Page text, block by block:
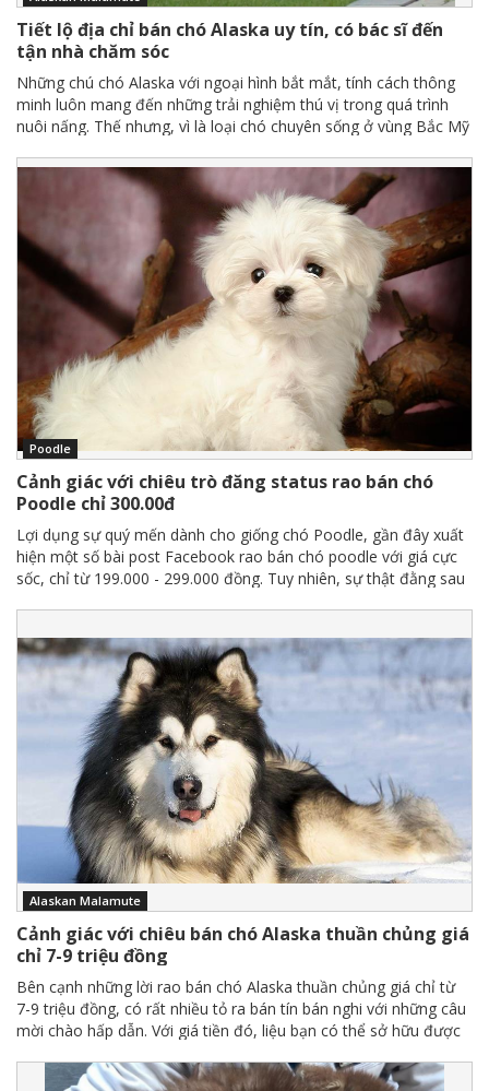
Tiết lộ địa chỉ bán chó Alaska uy tín, có bác sĩ đến
tận nhà chăm sóc
Những chú chó Alaska với ngoại hình bắt mắt, tính cách thông
minh luôn mang đến những trải nghiệm thú vị trong quá trình
nuôi nấng. Thế nhưng, vì là loại chó chuyên sống ở vùng Bắc Mỹ
chăm sóc kỹ sẽ dễ gặp các vấn đề về sức khỏe. Vậy, làm thế
nào để tìm được địa chỉ bán chó Alaska uy tín, hỗ trợ bác sĩ thú
Poodle
Cảnh giác với chiêu trò đăng status rao bán chó
Poodle chỉ 300.00đ
Lợi dụng sự quý mến dành cho giống chó Poodle, gần đây xuất
hiện một số bài post Facebook rao bán chó poodle với giá cực
sốc, chỉ từ 199.000 - 299.000 đồng. Tuy nhiên, sự thật đằng sau
Alaskan Malamute
Cảnh giác với chiêu bán chó Alaska thuần chủng giá
chỉ 7-9 triệu đồng
Bên cạnh những lời rao bán chó Alaska thuần chủng giá chỉ từ
7-9 triệu đồng, có rất nhiều tỏ ra bán tín bán nghi với những câu
mời chào hấp dẫn. Với giá tiền đó, liệu bạn có thể sở hữu được
cùng bạn tìm hiểu thêm về vấn đề này